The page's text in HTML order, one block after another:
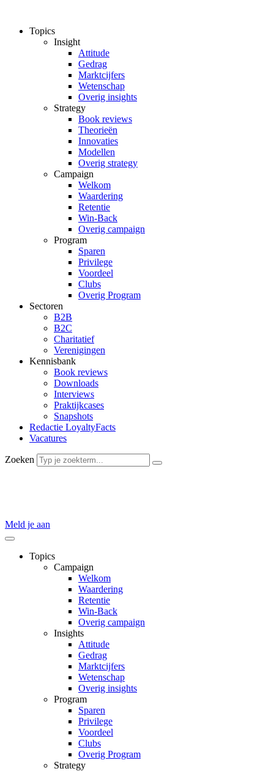
Topics
Insight
Attitude
Gedrag
Marktcijfers
Wetenschap
Overig insights
Strategy
Book reviews
Theorieën
Innovaties
Modellen
Overig strategy
Campaign
Welkom
Waardering
Retentie
Win-Back
Overig campaign
Program
Sparen
Privilege
Voordeel
Clubs
Overig Program
Sectoren
B2B
B2C
Charitatief
Verenigingen
Kennisbank
Book reviews
Downloads
Interviews
Praktijkcases
Snapshots
Redactie LoyaltyFacts
Vacatures
Zoeken
Meld je aan
Topics
Campaign
Welkom
Waardering
Retentie
Win-Back
Overig campaign
Insights
Attitude
Gedrag
Marktcijfers
Wetenschap
Overig insights
Program
Sparen
Privilege
Voordeel
Clubs
Overig Program
Strategy